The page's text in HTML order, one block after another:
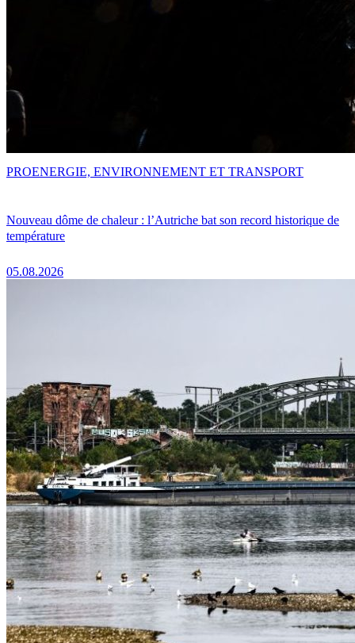
Nouveau dôme de chaleur : l’Autriche bat son record historique de
température
05.08.2026
PROENERGIE, ENVIRONNEMENT ET TRANSPORT